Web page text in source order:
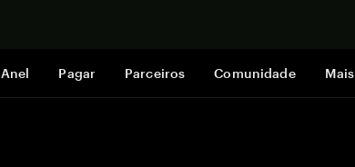
Anel Pagar Parceiros Comunidade Mais